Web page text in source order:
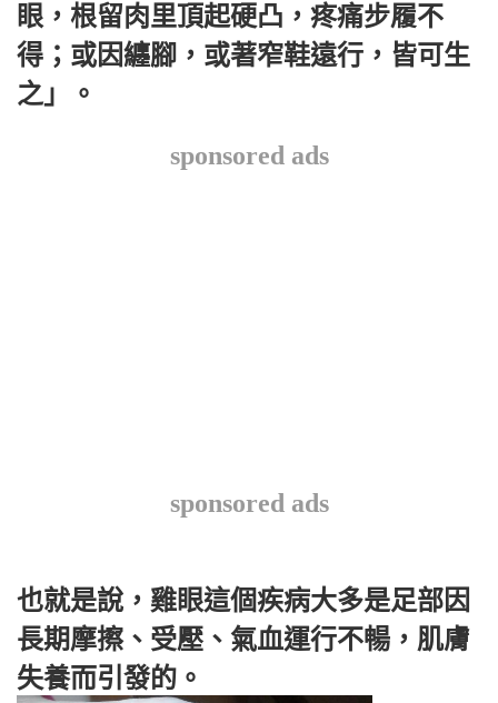
眼，根留肉里頂起硬凸，疼痛步履不
得；或因纏腳，或著窄鞋遠行，皆可生
之」。
sponsored ads
sponsored ads
也就是說，雞眼這個疾病大多是足部因
長期摩擦、受壓、氣血運行不暢，肌膚
失養而引發的。